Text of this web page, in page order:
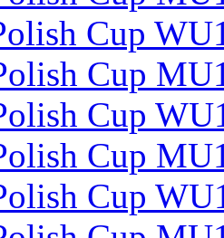
Cup
Cup
Cup
Cup
Cup